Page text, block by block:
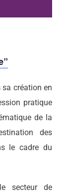
création en
pratique
de la
des
le cadre du
secteur de